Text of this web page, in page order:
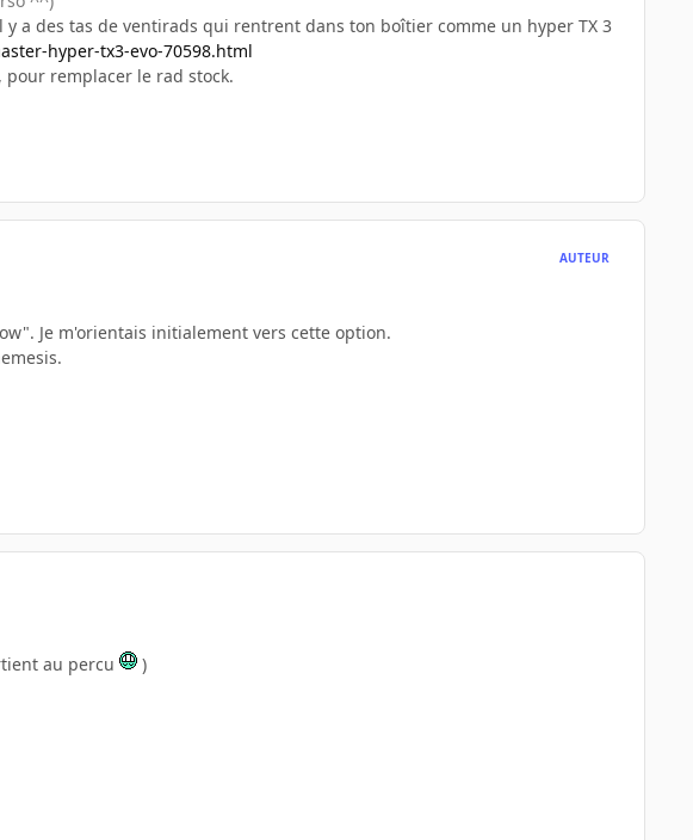
a des tas de ventirads qui rentrent dans ton boîtier comme un hyper TX 3
hyper-tx3-evo-70598.html
remplacer le rad stock.
AUTEUR
Je m'orientais initialement vers cette option.
au percu
)